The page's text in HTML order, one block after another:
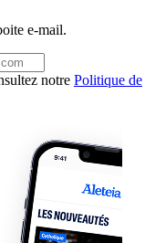
e-mail.
notre Politique de